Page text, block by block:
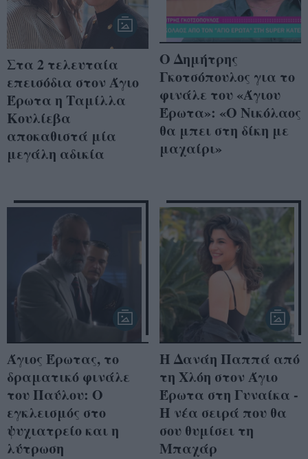
Στα 2 τελευταία
επεισόδια στον Άγιο
Έρωτα η Ταμίλλα
Κουλίεβα
αποκαθιστά μία
μεγάλη αδικία
Ο Δημήτρης
Γκοτσόπουλος για το
φινάλε του «Άγιου
Έρωτα»: «Ο Νικόλαος
θα μπει στη δίκη με
μαχαίρι»
Άγιος Έρωτας, το
δραματικό φινάλε
του Παύλου: Ο
εγκλεισμός στο
ψυχιατρείο και η
λύτρωση
Η Δανάη Παππά από
τη Χλόη στον Άγιο
Έρωτα στη Γυναίκα -
Η νέα σειρά που θα
σου θυμίσει τη
Μπαχάρ